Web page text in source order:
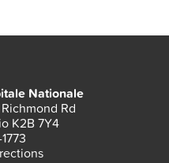
Nationale
Rd
K2B 7Y4